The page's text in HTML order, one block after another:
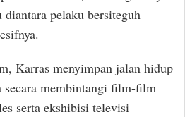
pelaku bersiteguh
Karras menyimpan jalan hidup
secara membintangi film-film
serta ekshibisi televisi